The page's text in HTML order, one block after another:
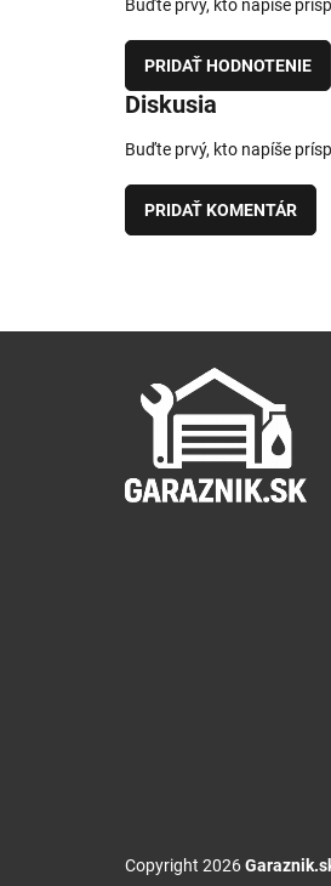
Buďte prvý, kto napíše
PRIDAŤ HODNOTENIE
Diskusia
Buďte prvý, kto napíše
PRIDAŤ KOMENTÁR
Copyright 2026